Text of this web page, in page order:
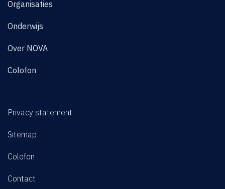
Organisaties
Onderwijs
Over NOVA
Colofon
Privacy statement
Sitemap
Colofon
Contact